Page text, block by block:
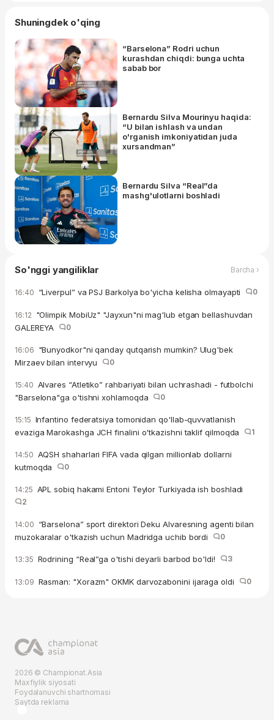
Shuningdek o'qing
“Barselona” Rodri uchun
kurashdan chiqdi: bunga uchta
sabab bor
Bernardu Silva Mourinyu haqida:
“U bilan ishlash va undan
o'rganish imkoniyatidan juda
xursandman”
Bernardu Silva “Real”da
mashg'ulotlarni boshladi
So'nggi yangiliklar Barcha ›
16:40 “Liverpul” va PSJ Barkolya bo'yicha kelisha olmayapti 0
16:12 "Olimpik MobiUz" "Jayxun"ni mag'lub etgan bellashuvdan
GALEREYA
0
16:06 "Bunyodkor"ni qanday qutqarish mumkin? Ulug'bek
Mirzaev bilan intervyu
0
15:40 Alvares “Atletiko” rahbariyati bilan uchrashadi - futbolchi
"Barselona"ga o'tishni xohlamoqda
0
15:15 Infantino federatsiya tomonidan qo'llab-quvvatlanish
evaziga Marokashga JCH finalini o'tkazishni taklif qilmoqda
1
14:50 AQSH shaharlari FIFA vada qilgan millionlab dollarni
kutmoqda
0
14:25 APL sobiq hakami Entoni Teylor Turkiyada ish boshladi
2
14:00 “Barselona” sport direktori Deku Alvaresning agenti bilan
muzokaralar o'tkazish uchun Madridga uchib bordi
0
13:35 Rodrining “Real”ga o'tishi deyarli barbod bo'ldi! 3
13:09 Rasman: "Xorazm" OKMK darvozabonini ijaraga oldi 0
2026 © Championat.Asia
Maxfiylik siyosati
Foydalanuvchi shartnomasi
Saytda reklama